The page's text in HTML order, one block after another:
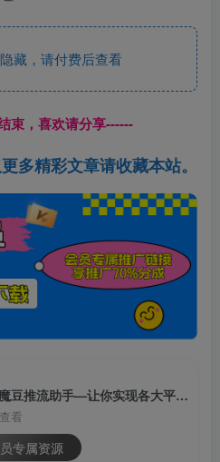
藏，请付费后查看
束，喜欢请分享------
多精彩文章请收藏本站。
（6605期）外面收费888的魔豆推流助手—让你实现各大平台0粉开播【永久脚本+详细教程
看
专属资源